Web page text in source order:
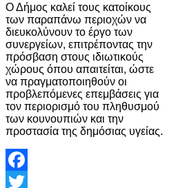
Ο Δήμος καλεί τους κατοίκους
των παραπάνω περιοχών να
διευκολύνουν το έργο των
συνεργείων, επιτρέποντας την
πρόσβαση στους ιδιωτικούς
χώρους όπου απαιτείται, ώστε
να πραγματοποιηθούν οι
προβλεπόμενες επεμβάσεις για
τον περιορισμό του πληθυσμού
των κουνουπιών και την
προστασία της δημόσιας υγείας.
Facebook